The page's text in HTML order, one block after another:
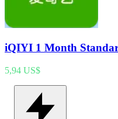
iQIYI 1 Month
5,94 US$